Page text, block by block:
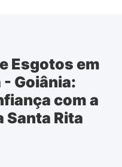
Esgotos em
Goiânia:
com a
Santa Rita